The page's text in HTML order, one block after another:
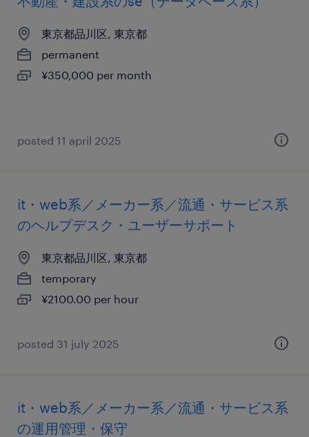
東京都品川区, 東京都
permanent
¥350,000 per month
posted 11 april 2025
it・web系／メーカー系／流通・サービス系
のヘルプデスク・ユーザーサポート
東京都品川区, 東京都
temporary
¥2100.00 per hour
posted 31 july 2025
it・web系／メーカー系／流通・サービス系
の運用管理・保守